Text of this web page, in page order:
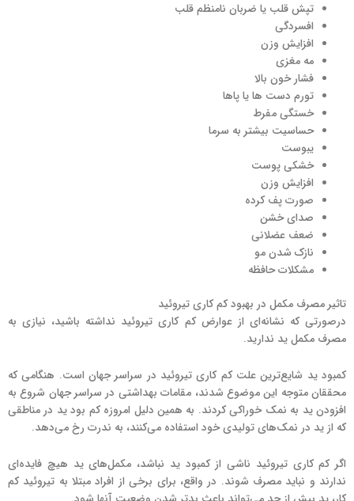
تپش قلب یا ضربان نامنظم قلب
افسردگی
افزایش وزن
مه مغزی
فشار خون بالا
تورم دست ها یا پاها
خستگی مفرط
حساسیت بیشتر به سرما
یبوست
خشکی پوست
افزایش وزن
صورت پف کرده
صدای خشن
ضعف عضلانی
نازک شدن مو
مشکلات حافظه
تاثیر مصرف مکمل در بهبود کم کاری تیروئید
درصورتی که نشانه‌ای از عوارض کم کاری تیروئید نداشته باشید، نیازی به
مصرف مکمل ید ندارید.
کمبود ید شایع‌ترین علت کم کاری تیروئید در سراسر جهان است. هنگامی که
محققان متوجه این موضوع شدند، مقامات بهداشتی در سراسر جهان شروع به
افزودن ید به نمک خوراکی کردند. به همین دلیل امروزه کم بود ید در مناطقی
که از ید در نمک‌های تولیدی خود استفاده می‌کنند، به ندرت رخ می‌دهد.
اگر کم کاری تیروئید ناشی از کمبود ید نباشد، مکمل‌های ید هیچ فایده‌ای
ندارند و نباید مصرف شوند. در واقع، برای برخی از افراد مبتلا به تیروئید کم